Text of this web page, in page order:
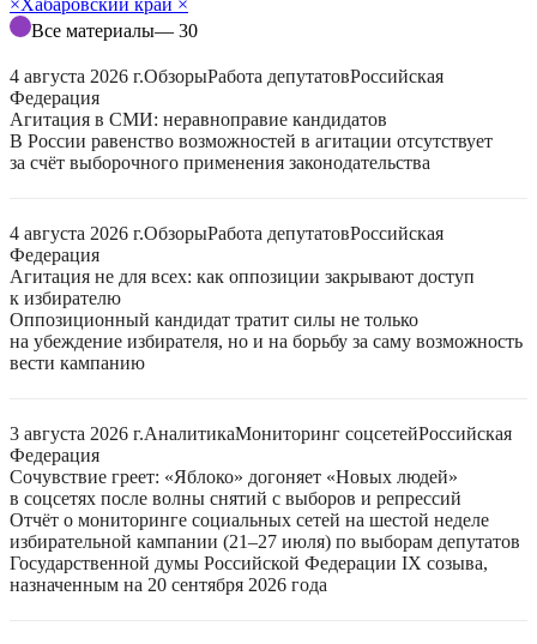
×Хабаровский край ×
Все материалы— 30
4 августа 2026 г.ОбзорыРабота депутатовРоссийская
Федерация
Агитация в СМИ: неравноправие кандидатов
В России равенство возможностей в агитации отсутствует
за счёт выборочного применения законодательства
4 августа 2026 г.ОбзорыРабота депутатовРоссийская
Федерация
Агитация не для всех: как оппозиции закрывают доступ
к избирателю
Оппозиционный кандидат тратит силы не только
на убеждение избирателя, но и на борьбу за саму возможность
вести кампанию
3 августа 2026 г.АналитикаМониторинг соцсетейРоссийская
Федерация
Сочувствие греет: «Яблоко» догоняет «Новых людей»
в соцсетях после волны снятий с выборов и репрессий
Отчёт о мониторинге социальных сетей на шестой неделе
избирательной кампании (21–27 июля) по выборам депутатов
Государственной думы Российской Федерации IX созыва,
назначенным на 20 сентября 2026 года